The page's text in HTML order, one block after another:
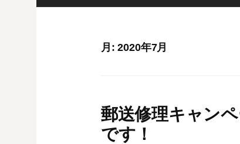
月:2020年7月
郵送修理キャン
です！